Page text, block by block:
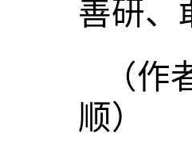
善研、
（
顺）